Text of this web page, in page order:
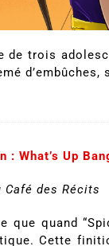
de trois
: What’s Up
des Récits
que quand
Cette